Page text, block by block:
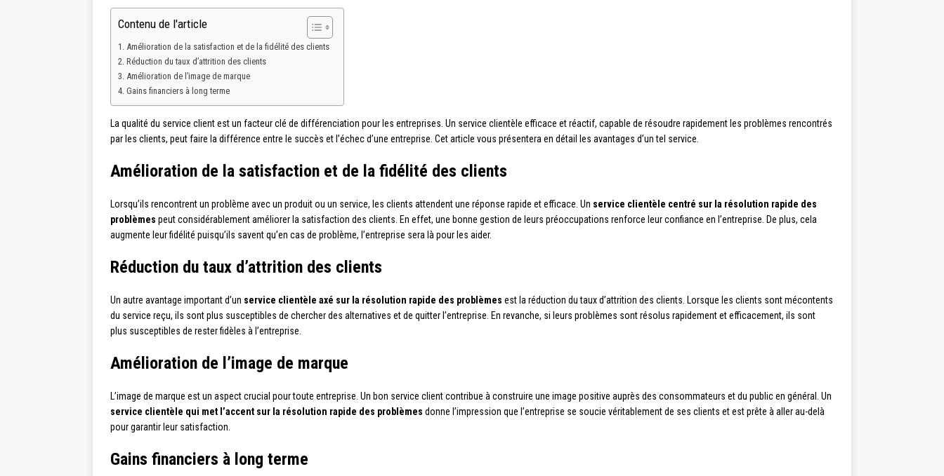
Contenu de l'article
Amélioration de la satisfaction et de la fidélité des clients
Réduction du taux d’attrition des clients
Amélioration de l’image de marque
Gains financiers à long terme
La qualité du service client est un facteur clé de différenciation pour les entreprises. Un service clientèle efficace et réactif, capable de résoudre rapidement les problèmes rencontrés
par les clients, peut faire la différence entre le succès et l’échec d’une entreprise. Cet article vous présentera en détail les avantages d’un tel service.
Amélioration de la satisfaction et de la fidélité des clients
Lorsqu’ils rencontrent un problème avec un produit ou un service, les clients attendent une réponse rapide et efficace. Un service clientèle centré sur la résolution rapide des
problèmes peut considérablement améliorer la satisfaction des clients. En effet, une bonne gestion de leurs préoccupations renforce leur confiance en l’entreprise. De plus, cela
augmente leur fidélité puisqu’ils savent qu’en cas de problème, l’entreprise sera là pour les aider.
Réduction du taux d’attrition des clients
Un autre avantage important d’un service clientèle axé sur la résolution rapide des problèmes est la réduction du taux d’attrition des clients. Lorsque les clients sont mécontents
du service reçu, ils sont plus susceptibles de chercher des alternatives et de quitter l’entreprise. En revanche, si leurs problèmes sont résolus rapidement et efficacement, ils sont
plus susceptibles de rester fidèles à l’entreprise.
Amélioration de l’image de marque
L’image de marque est un aspect crucial pour toute entreprise. Un bon service client contribue à construire une image positive auprès des consommateurs et du public en général. Un
service clientèle qui met l’accent sur la résolution rapide des problèmes donne l’impression que l’entreprise se soucie véritablement de ses clients et est prête à aller au-delà
pour garantir leur satisfaction.
Gains financiers à long terme